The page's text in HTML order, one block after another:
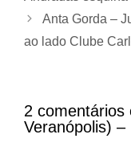
Anta Gorda –
ao lado Clube
2 comentários
Veranópolis) –